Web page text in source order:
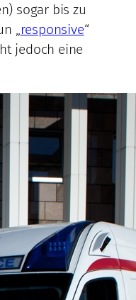
sogar bis zu
„responsive“
jedoch eine